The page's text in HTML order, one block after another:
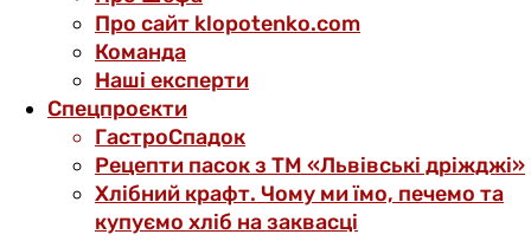
Про сайт klopotenko.com
Команда
Наші експерти
Спецпроєкти
ГастроСпадок
Рецепти пасок з ТМ «Львівські дріжджі»
Хлібний крафт. Чому ми їмо, печемо та
купуємо хліб на заквасці